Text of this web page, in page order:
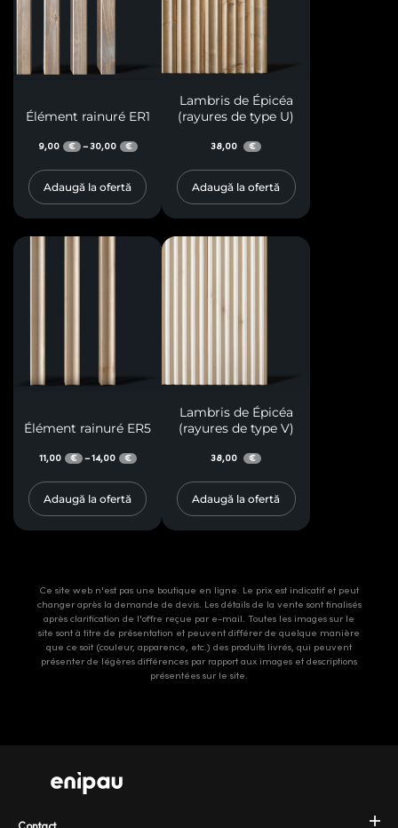
Élément rainuré ER1
9,00 € –30,00 €
Adaugă la ofertă
Lambris de Épicéa
(rayures de type U)
38,00 €
Adaugă la ofertă
Élément rainuré ER5
11,00 € –14,00 €
Adaugă la ofertă
Lambris de Épicéa
(rayures de type V)
38,00 €
Adaugă la ofertă
Ce site web n'est pas une boutique en ligne. Le prix est indicatif et peut
changer après la demande de devis. Les détails de la vente sont finalisés
après clarification de l'offre reçue par e-mail. Toutes les images sur le
site sont à titre de présentation et peuvent différer de quelque manière
que ce soit (couleur, apparence, etc.) des produits livrés, qui peuvent
présenter de légères différences par rapport aux images et descriptions
présentées sur le site.